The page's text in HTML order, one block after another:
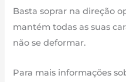
Basta soprar na direção
mantém todas as suas
não se deformar.
Para mais informações